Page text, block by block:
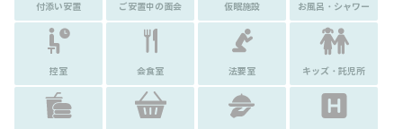
付添い安置 ご安置中の面会 仮眠施設 お風呂・シャワー
控室 会食室 法要室 キッズ・託児所